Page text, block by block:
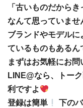
「古いものだから
なんて思っていませ
ブランドやモデル
ているものもあるん
まずはお気軽にお問
LINE@なら、トー
利ですよ
登録は簡単
下の